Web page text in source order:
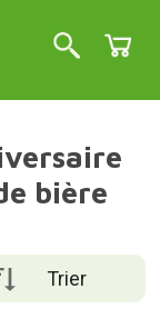
bière
Trier